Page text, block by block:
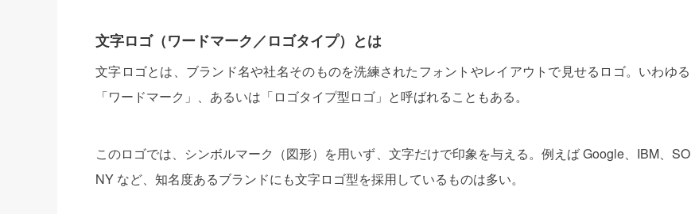
文字ロゴ（ワードマーク／ロゴタイプ）とは
文字ロゴとは、ブランド名や社名そのものを洗練されたフォントやレイアウトで見せるロゴ。いわゆる
「ワードマーク」、あるいは「ロゴタイプ型ロゴ」と呼ばれることもある。
このロゴでは、シンボルマーク（図形）を用いず、文字だけで印象を与える。例えば Google、IBM、SO
NY など、知名度あるブランドにも文字ロゴ型を採用しているものは多い。